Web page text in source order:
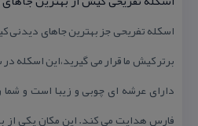
برتر كیش ما قرار می گیرید،این اسكله
دارای عرشه ای چوبی و زیبا است و
فارس هدایت می كند. این مكان یكی از